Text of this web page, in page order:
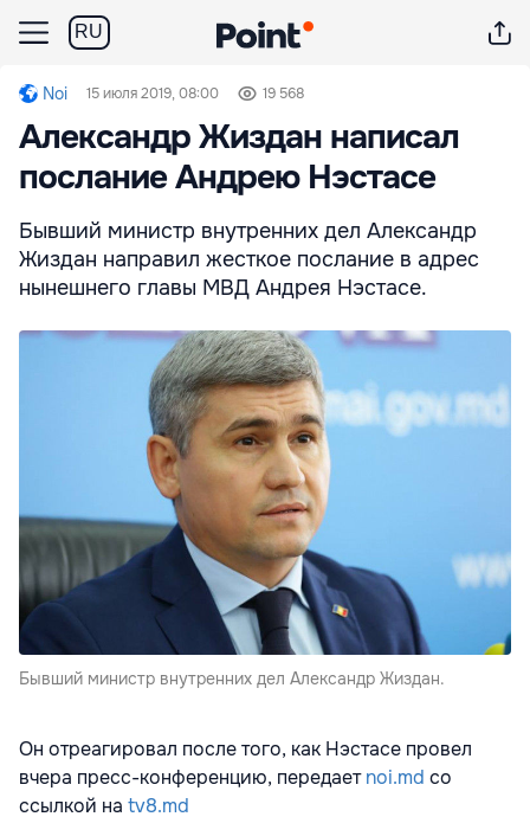
RU
Noi 15 июля 2019, 08:00 19 568
Александр Жиздан написал
послание Андрею Нэстасе
Бывший министр внутренних дел Александр
Жиздан направил жесткое послание в адрес
нынешнего главы МВД Андрея Нэстасе.
Бывший министр внутренних дел Александр Жиздан.
Он отреагировал после того, как Нэстасе провел
вчера пресс-конференцию, передаетnoi.md со
ссылкой на tv8.md